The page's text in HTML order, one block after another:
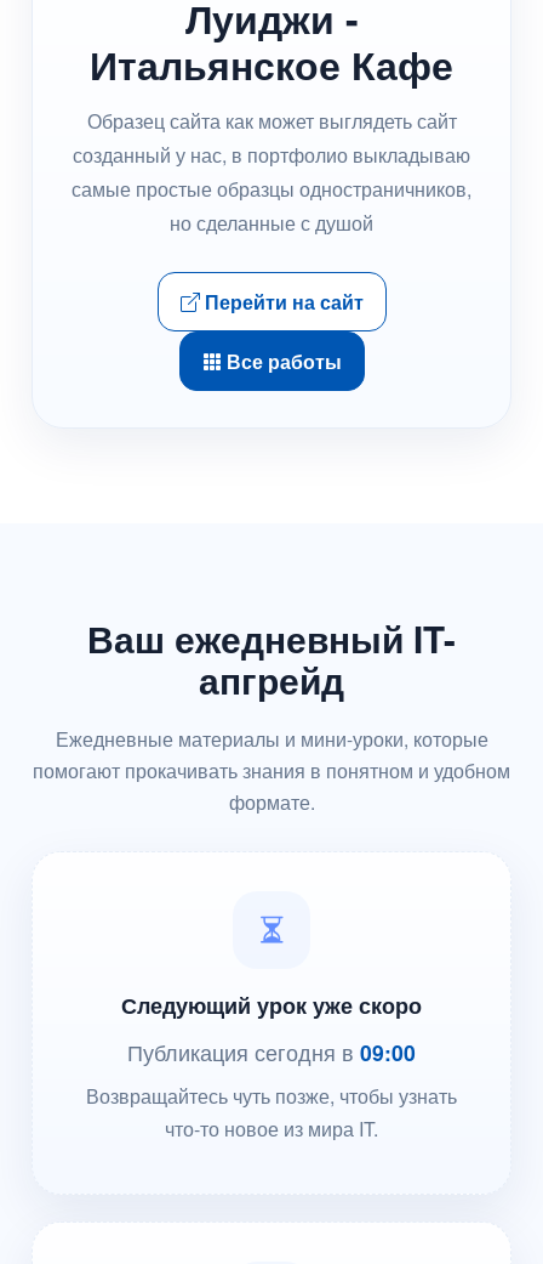
Луиджи -
Итальянское Кафе
Образец сайта как может выглядеть сайт
созданный у нас, в портфолио выкладываю
самые простые образцы одностраничников,
но сделанные с душой
Перейти на сайт
Все работы
Ваш ежедневный IT-
апгрейд
Ежедневные материалы и мини-уроки, которые
помогают прокачивать знания в понятном и удобном
формате.
Следующий урок уже скоро
Публикация сегодня в 09:00
Возвращайтесь чуть позже, чтобы узнать
что-то новое из мира IT.